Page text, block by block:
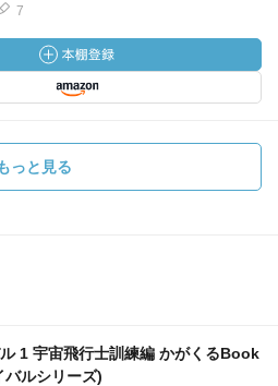
7
っと見る
1 宇宙飛行士訓練編 かがくるBook
バルシリーズ)